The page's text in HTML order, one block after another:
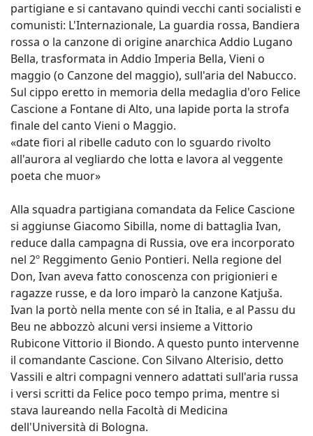
partigiane e si cantavano quindi vecchi canti socialisti e
comunisti: L'Internazionale, La guardia rossa, Bandiera
rossa o la canzone di origine anarchica Addio Lugano
Bella, trasformata in Addio Imperia Bella, Vieni o
maggio (o Canzone del maggio), sull'aria del Nabucco.
Sul cippo eretto in memoria della medaglia d'oro Felice
Cascione a Fontane di Alto, una lapide porta la strofa
finale del canto Vieni o Maggio.
«date fiori al ribelle caduto con lo sguardo rivolto
all'aurora al vegliardo che lotta e lavora al veggente
poeta che muor»
Alla squadra partigiana comandata da Felice Cascione
si aggiunse Giacomo Sibilla, nome di battaglia Ivan,
reduce dalla campagna di Russia, ove era incorporato
nel 2º Reggimento Genio Pontieri. Nella regione del
Don, Ivan aveva fatto conoscenza con prigionieri e
ragazze russe, e da loro imparò la canzone Katjuša.
Ivan la portò nella mente con sé in Italia, e al Passu du
Beu ne abbozzò alcuni versi insieme a Vittorio
Rubicone Vittorio il Biondo. A questo punto intervenne
il comandante Cascione. Con Silvano Alterisio, detto
Vassili e altri compagni vennero adattati sull'aria russa
i versi scritti da Felice poco tempo prima, mentre si
stava laureando nella Facoltà di Medicina
dell'Università di Bologna.